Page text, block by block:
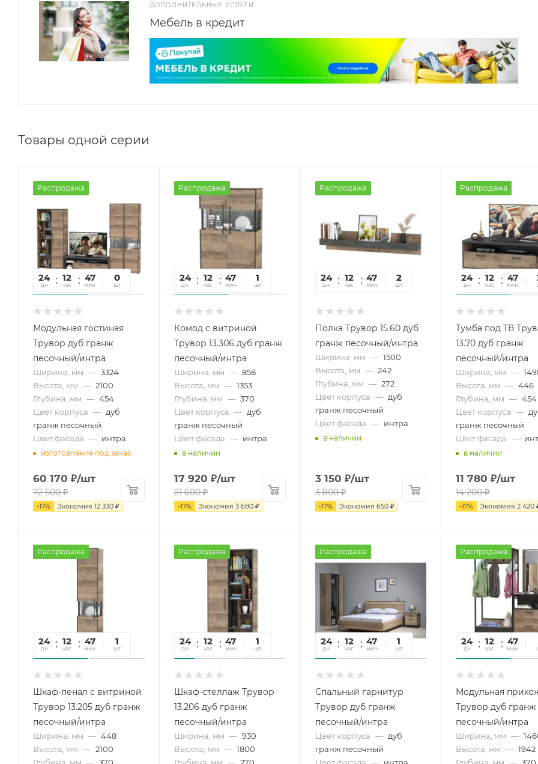
ДОПОЛНИТЕЛЬНЫЕ УСЛУГИ
Мебель в кредит
Товары одной серии
Распродажа
24
дн
12
час
47
мин
16
сек
0
шт
Модульная гостиная
Трувор дуб гранж
песочный/интра
Ширина, мм — 3324
Высота, мм — 2100
Глубина, мм — 454
Цвет корпуса — дуб
гранж песочный
Цвет фасада — интра
изготовление под заказ
60 170 ₽/шт
72 500₽
-17% Экономия 12 330 ₽
Распродажа
24
дн
12
час
47
мин
16
сек
1
шт
Комод с витриной
Трувор 13.306 дуб гранж
песочный/интра
Ширина, мм — 858
Высота, мм — 1353
Глубина, мм — 370
Цвет корпуса — дуб
гранж песочный
Цвет фасада — интра
в наличии
17 920 ₽/шт
21 600₽
-17% Экономия 3 680₽
Распродажа
24
дн
12
час
47
мин
16
сек
2
шт
Полка Трувор 15.60 дуб
гранж песочный/интра
Ширина, мм — 1500
Высота, мм — 242
Глубина, мм — 272
Цвет корпуса — дуб
гранж песочный
Цвет фасада — интра
в наличии
3 150 ₽/шт
3 800₽
-17% Экономия 650₽
Распродажа
24
дн
12
час
47
мин
Тумба под ТВ
13.70 дуб гранж
песочный/интра
Ширина, мм —
Высота, мм — 446
Глубина, мм — 454
Цвет корпуса —
гранж песочный
Цвет фасада —
в наличии
11 780 ₽/шт
14 200₽
-17% Экономия 2 420
Распродажа
24
дн
12
час
47
мин
16
сек
1
шт
Шкаф-пенал с витриной
Трувор 13.205 дуб гранж
песочный/интра
Ширина, мм — 448
Высота, мм — 2100
Глубина, мм — 370
Распродажа
24
дн
12
час
47
мин
16
сек
1
шт
Шкаф-стеллаж Трувор
13.206 дуб гранж
песочный/интра
Ширина, мм — 930
Высота, мм — 1800
Глубина, мм — 270
Распродажа
24
дн
12
час
47
мин
16
сек
1
шт
Спальный гарнитур
Трувор дуб гранж
песочный/интра
Цвет корпуса — дуб
гранж песочный
Цвет фасада — интра
Распродажа
24
дн
12
час
47
мин
Модульная
Трувор дуб гранж
песочный/интра
Ширина, мм —
Высота, мм — 1942
Глубина, мм — 370